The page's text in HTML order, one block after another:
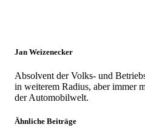
Jan Weizenecker
Absolvent der Volks- und
in weiterem Radius, aber immer
der Automobilwelt.
Ähnliche Beiträge